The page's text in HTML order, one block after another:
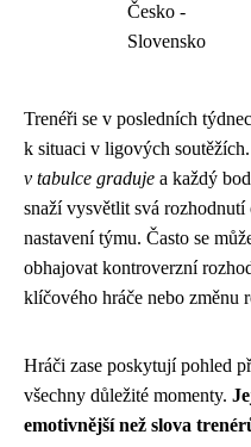
Česko -
Slovensko
Trenéři se v posledních
k situaci v ligových soutěžích.
v tabulce graduje a každý
snaží vysvětlit svá
nastavení týmu. Často se
obhajovat kontroverzní
klíčového hráče nebo změnu
Hráči zase poskytují pohled
všechny důležité momenty.
emotivnější než slova